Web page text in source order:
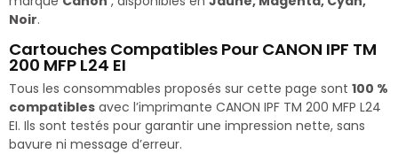
Noir.
Cartouches Compatibles Pour CANON IPF TM
200 MFP L24 EI
Tous les consommables proposés sur cette page sont 100 %
compatibles avec l’imprimante CANON IPF TM 200 MFP L24
EI. Ils sont testés pour garantir une impression nette, sans
bavure ni message d’erreur.